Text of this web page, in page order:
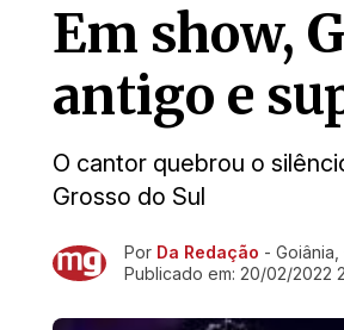
Em show,
antigo e
O cantor quebrou o
Grosso do Sul
Ir direto pra matéria
Por Da Redação - Goiânia,
Publicado em: 20/02/2022